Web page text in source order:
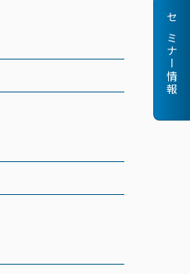
セミナー情報